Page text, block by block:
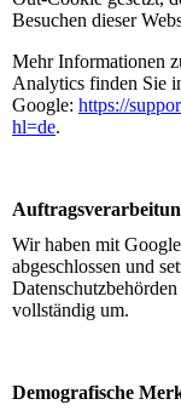
Besuchen dieser
Mehr Informationen
Analytics finden Sie
Google: https://
hl=de.
Wir haben mit
abgeschlossen und
vollständig um.
Demografische